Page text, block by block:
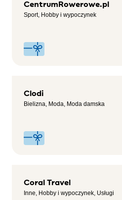
CentrumRowerowe.pl
Sport, Hobby i wypoczynek
Clodi
Bielizna, Moda, Moda damska
Coral Travel
Inne, Hobby i wypoczynek, Usługi